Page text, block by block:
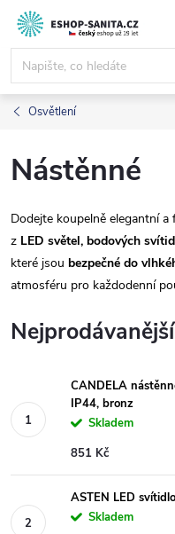
Přejít
obsah
Osvětlení
Nástěnné
Dodejte koupelně elegantní a
z LED světel, bodových
které jsou bezpečné do
atmosféru pro každodenní
Nejprodávanější
CANDELA
IP44, bronz
Skladem
851 Kč
ASTEN LED
Skladem